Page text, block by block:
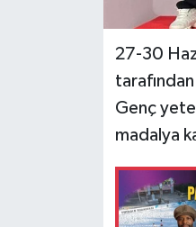
27-30
Genç
madalya